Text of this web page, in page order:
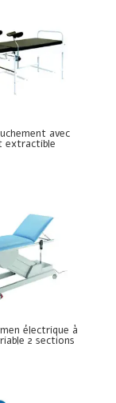
avec
extractible
électrique à
2 sections